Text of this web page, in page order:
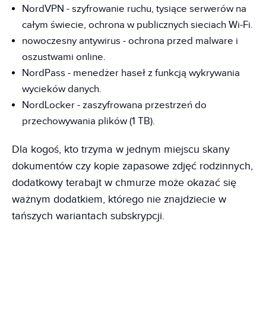
NordVPN - szyfrowanie ruchu, tysiące serwerów na
całym świecie, ochrona w publicznych sieciach Wi-Fi.
nowoczesny antywirus - ochrona przed malware i
oszustwami online.
NordPass - menedżer haseł z funkcją wykrywania
wycieków danych.
NordLocker - zaszyfrowana przestrzeń do
przechowywania plików (1 TB).
Dla kogoś, kto trzyma w jednym miejscu skany
dokumentów czy kopie zapasowe zdjęć rodzinnych,
dodatkowy terabajt w chmurze może okazać się
ważnym dodatkiem, którego nie znajdziecie w
tańszych wariantach subskrypcji.